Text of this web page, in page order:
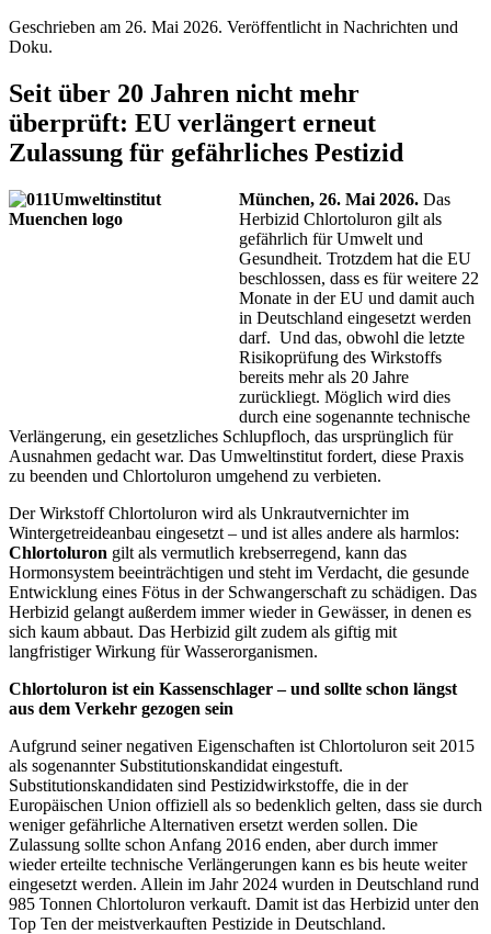
Geschrieben am 26. Mai 2026. Veröffentlicht in Nachrichten und
Doku.
Seit über 20 Jahren nicht mehr
überprüft: EU verlängert erneut
Zulassung für gefährliches Pestizid
München, 26. Mai 2026. Das
Herbizid Chlortoluron gilt als
gefährlich für Umwelt und
Gesundheit. Trotzdem hat die EU
beschlossen, dass es für weitere 22
Monate in der EU und damit auch
in Deutschland eingesetzt werden
darf. Und das, obwohl die letzte
Risikoprüfung des Wirkstoffs
bereits mehr als 20 Jahre
zurückliegt. Möglich wird dies
durch eine sogenannte technische
Verlängerung, ein gesetzliches Schlupfloch, das ursprünglich für
Ausnahmen gedacht war. Das Umweltinstitut fordert, diese Praxis
zu beenden und Chlortoluron umgehend zu verbieten.
Der Wirkstoff Chlortoluron wird als Unkrautvernichter im
Wintergetreideanbau eingesetzt – und ist alles andere als harmlos:
Chlortoluron gilt als vermutlich krebserregend, kann das
Hormonsystem beeinträchtigen und steht im Verdacht, die gesunde
Entwicklung eines Fötus in der Schwangerschaft zu schädigen. Das
Herbizid gelangt außerdem immer wieder in Gewässer, in denen es
sich kaum abbaut. Das Herbizid gilt zudem als giftig mit
langfristiger Wirkung für Wasserorganismen.
Chlortoluron ist ein Kassenschlager – und sollte schon längst
aus dem Verkehr gezogen sein
Aufgrund seiner negativen Eigenschaften ist Chlortoluron seit 2015
als sogenannter Substitutionskandidat eingestuft.
Substitutionskandidaten sind Pestizidwirkstoffe, die in der
Europäischen Union offiziell als so bedenklich gelten, dass sie durch
weniger gefährliche Alternativen ersetzt werden sollen. Die
Zulassung sollte schon Anfang 2016 enden, aber durch immer
wieder erteilte technische Verlängerungen kann es bis heute weiter
eingesetzt werden. Allein im Jahr 2024 wurden in Deutschland rund
985 Tonnen Chlortoluron verkauft. Damit ist das Herbizid unter den
Top Ten der meistverkauften Pestizide in Deutschland.